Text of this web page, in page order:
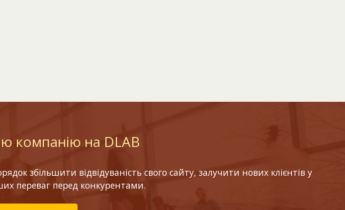
компанію на DLAB
збільшити відвідуваність свого сайту, залучити нових клієнтів у
переваг перед конкурентами.